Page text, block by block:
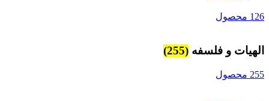
126 محصول
الهیات و فلسفه (255)
255 محصول